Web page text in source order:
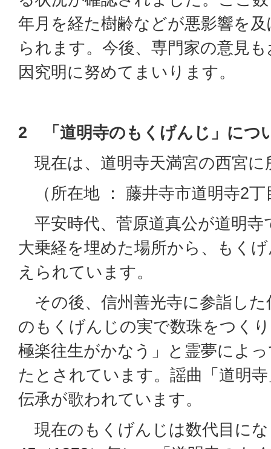
年月を経た樹齢などが悪影響を
られます。今後、専門家の意見
因究明に努めてまいります。
2 「道明寺のもくげんじ」につ
現在は、道明寺天満宮の西宮に
（所在地 ： 藤井寺市道明寺2丁
平安時代、菅原道真公が道明寺
大乗経を埋めた場所から、もく
えられています。
その後、信州善光寺に参詣した
のもくげんじの実で数珠をつく
極楽往生がかなう」と霊夢によ
たとされています。謡曲「道明
伝承が歌われています。
現在のもくげんじは数代目に